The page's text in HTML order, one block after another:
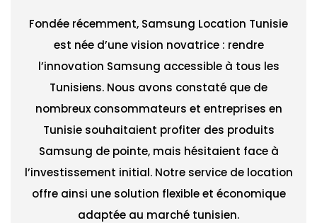
Fondée récemment, Samsung Location Tunisie
est née d’une vision novatrice : rendre
l’innovation Samsung accessible à tous les
Tunisiens. Nous avons constaté que de
nombreux consommateurs et entreprises en
Tunisie souhaitaient profiter des produits
Samsung de pointe, mais hésitaient face à
l’investissement initial. Notre service de location
offre ainsi une solution flexible et économique
adaptée au marché tunisien.